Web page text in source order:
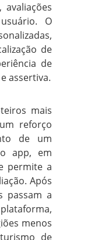
O
de
de
assertiva.
mais
reforço
de um
app, em
permite a
Após
passam a
menos
de